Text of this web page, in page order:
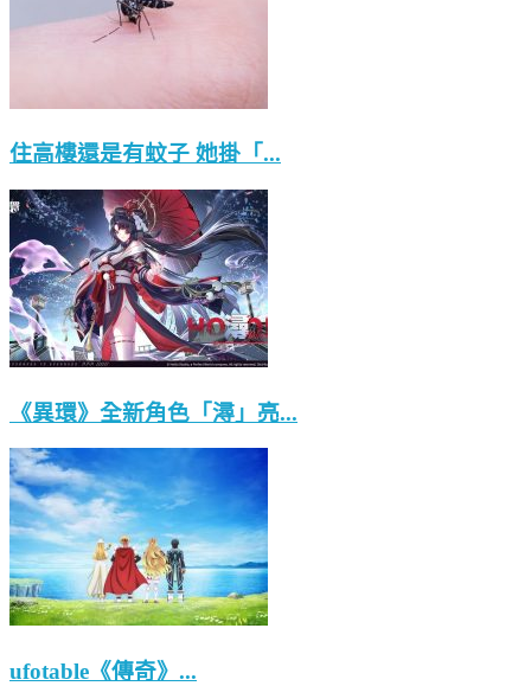
住高樓還是有蚊子 她掛「...
《異環》全新角色「潯」亮...
ufotable《傳奇》...